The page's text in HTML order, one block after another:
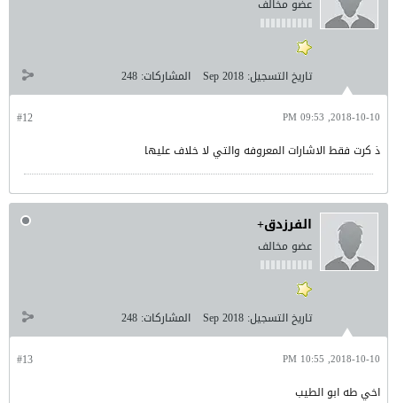
عضو مخالف
تاريخ التسجيل: Sep 2018 المشاركات: 248
#12 2018-10-10, 09:53 PM
ذ كرت فقط الاشارات المعروفه والتي لا خلاف عليها
الفرزدق+
عضو مخالف
تاريخ التسجيل: Sep 2018 المشاركات: 248
#13 2018-10-10, 10:55 PM
اخي طه ابو الطيب